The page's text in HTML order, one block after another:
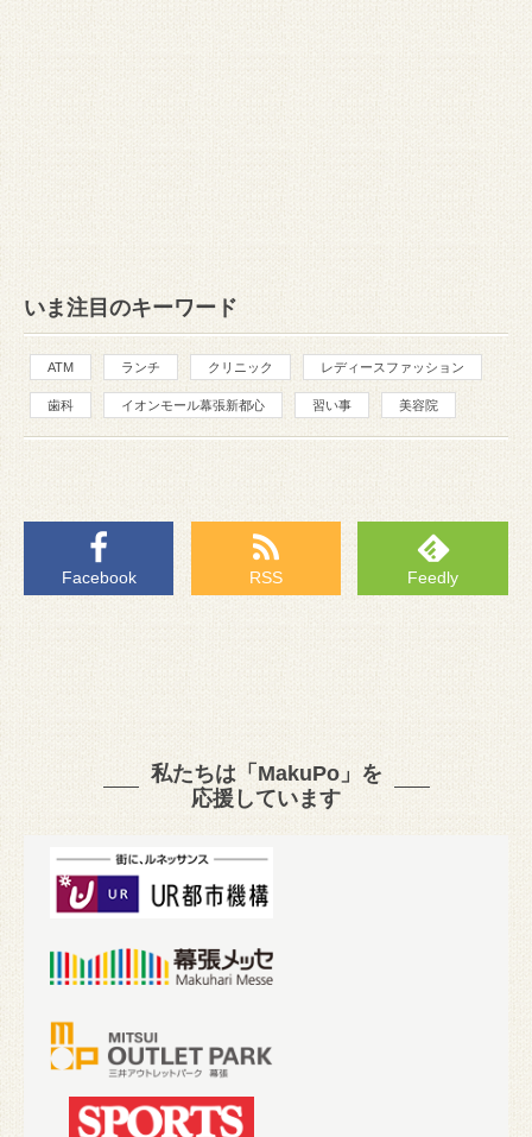
いま注目のキーワード
ATM ランチ クリニック レディースファッション
歯科 イオンモール幕張新都心 習い事 美容院
Facebook RSS Feedly
私たちは「MakuPo」を
応援しています